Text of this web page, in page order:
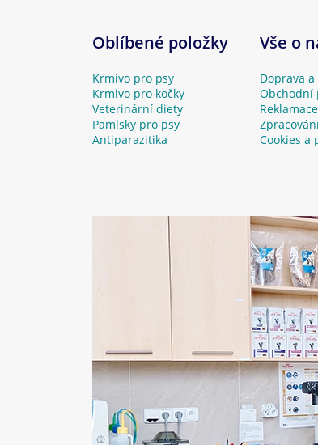
Oblíbené položky
Krmivo pro psy
Krmivo pro kočky
Veterinární diety
Pamlsky pro psy
Antiparazitika
Vše o
Doprava
Obchodní
Cookies a